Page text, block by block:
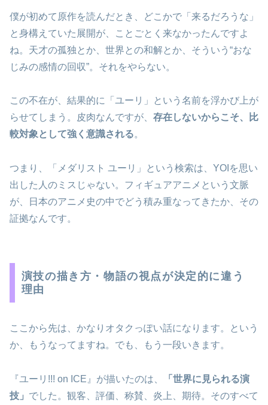
僕が初めて原作を読んだとき、どこかで「来るだろうな」
と身構えていた展開が、ことごとく来なかったんですよ
ね。天才の孤独とか、世界との和解とか、そういう“おな
じみの感情の回収”。それをやらない。
この不在が、結果的に「ユーリ」という名前を浮かび上が
らせてしまう。皮肉なんですが、 存在しないからこそ、比
較対象として強く意識される。
つまり、「メダリスト ユーリ」という検索は、YOIを思い
出した人のミスじゃない。フィギュアアニメという文脈
が、日本のアニメ史の中でどう積み重なってきたか、その
証拠なんです。
演技の描き方・物語の視点が決定的に違う
理由
ここから先は、かなりオタクっぽい話になります。という
か、もうなってますね。でも、もう一段いきます。
『ユーリ!!! on ICE』が描いたのは、
「世界に見られる演
技」 でした。観客、評価、称賛、炎上、期待。そのすべて